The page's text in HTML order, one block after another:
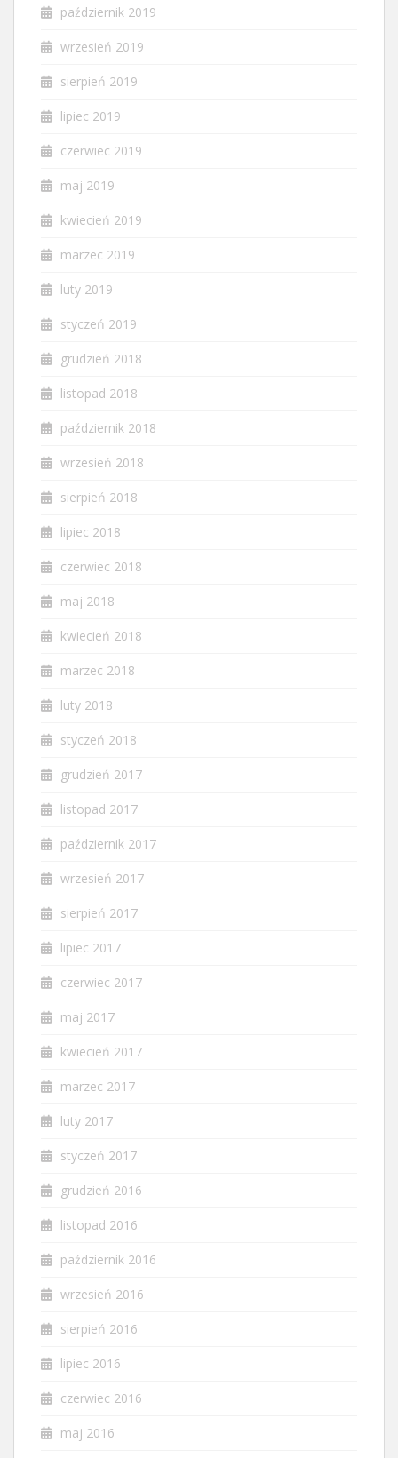
październik 2019
wrzesień 2019
sierpień 2019
lipiec 2019
czerwiec 2019
maj 2019
kwiecień 2019
marzec 2019
luty 2019
styczeń 2019
grudzień 2018
listopad 2018
październik 2018
wrzesień 2018
sierpień 2018
lipiec 2018
czerwiec 2018
maj 2018
kwiecień 2018
marzec 2018
luty 2018
styczeń 2018
grudzień 2017
listopad 2017
październik 2017
wrzesień 2017
sierpień 2017
lipiec 2017
czerwiec 2017
maj 2017
kwiecień 2017
marzec 2017
luty 2017
styczeń 2017
grudzień 2016
listopad 2016
październik 2016
wrzesień 2016
sierpień 2016
lipiec 2016
czerwiec 2016
maj 2016